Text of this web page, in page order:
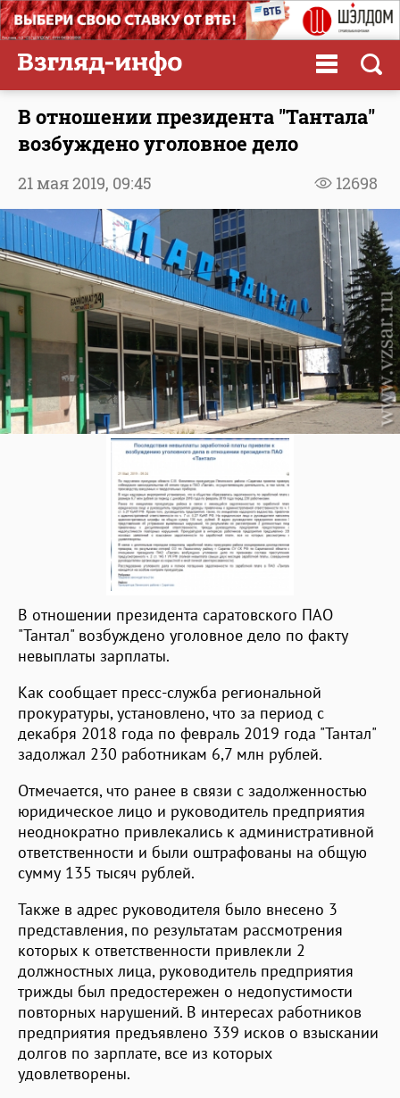
В отношении президента "Тантала"
возбуждено уголовное дело
12698
21 мая 2019, 09:45
В отношении президента саратовского ПАО
"Тантал" возбуждено уголовное дело по факту
невыплаты зарплаты.
Как сообщает пресс-служба региональной
прокуратуры, установлено, что за период с
декабря 2018 года по февраль 2019 года "Тантал"
задолжал 230 работникам 6,7 млн рублей.
Отмечается, что ранее в связи с задолженностью
юридическое лицо и руководитель предприятия
неоднократно привлекались к административной
ответственности и были оштрафованы на общую
сумму 135 тысяч рублей.
Также в адрес руководителя было внесено 3
представления, по результатам рассмотрения
которых к ответственности привлекли 2
должностных лица, руководитель предприятия
трижды был предостережен о недопустимости
повторных нарушений. В интересах работников
предприятия предъявлено 339 исков о взыскании
долгов по зарплате, все из которых
удовлетворены.